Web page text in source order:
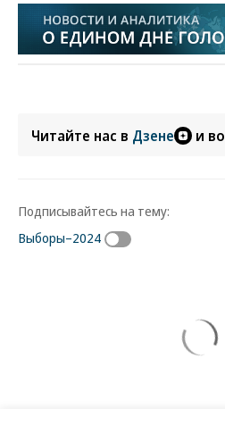
Читайте нас в Дзене и во
Подписывайтесь на тему:
Выборы–2024